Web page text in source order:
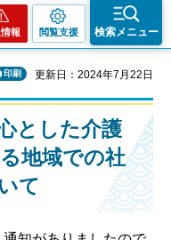
報 閲覧支援 検索メニュー
印刷 更新日：2024年7月22日
とした介護
地域での社
て